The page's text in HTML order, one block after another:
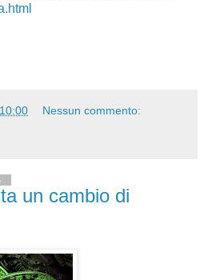
Nessun commento:
un cambio di